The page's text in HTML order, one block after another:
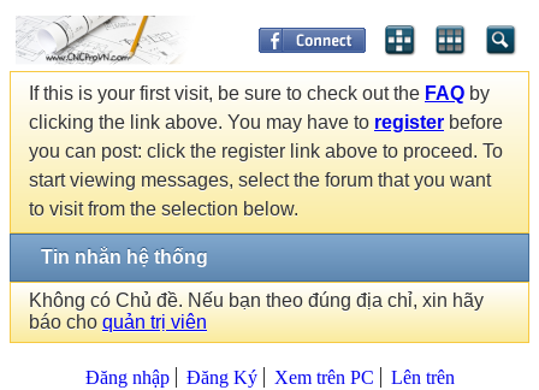
If this is your first visit, be sure to check out the FAQ by
clicking the link above. You may have to register before
you can post: click the register link above to proceed. To
start viewing messages, select the forum that you want
to visit from the selection below.
Tin nhắn hệ thống
Không có Chủ đề. Nếu bạn theo đúng địa chỉ, xin hãy
báo cho quản trị viên
Đăng nhập Đăng Ký Xem trên PC Lên trên